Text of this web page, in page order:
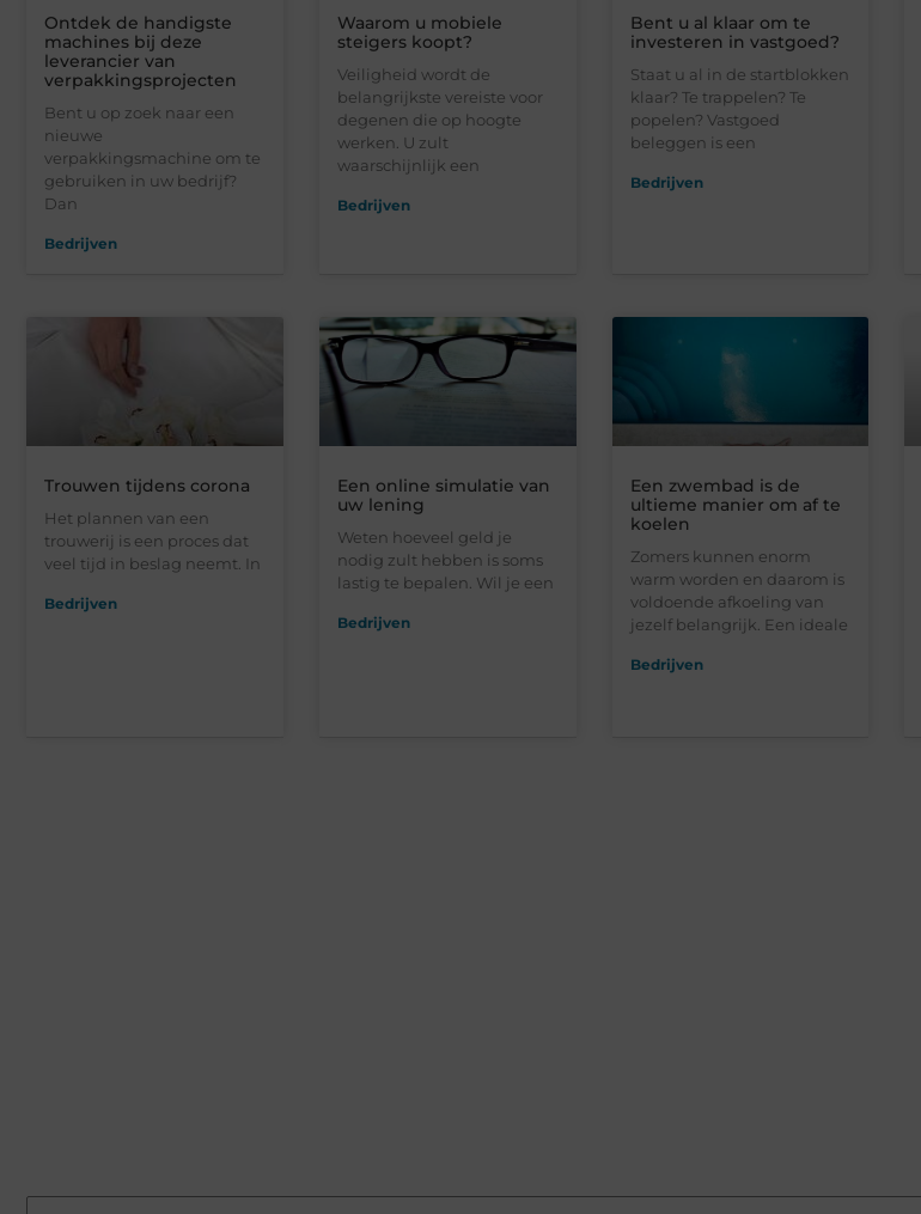
Ontdek de handigste
machines bij deze
leverancier van
verpakkingsprojecten
Bent u op zoek naar een
nieuwe
verpakkingsmachine om te
gebruiken in uw bedrijf?
Dan
Bedrijven
Waarom u mobiele
steigers koopt?
Veiligheid wordt de
belangrijkste vereiste voor
degenen die op hoogte
werken. U zult
waarschijnlijk een
Bedrijven
Bent u al klaar om te
investeren in vastgoed?
Staat u al in de startblokken
klaar? Te trappelen? Te
popelen? Vastgoed
beleggen is een
Bedrijven
Trouwen tijdens corona
Het plannen van een
trouwerij is een proces dat
veel tijd in beslag neemt. In
Bedrijven
Een online simulatie van
uw lening
Weten hoeveel geld je
nodig zult hebben is soms
lastig te bepalen. Wil je een
Bedrijven
Een zwembad is de
ultieme manier om af te
koelen
Zomers kunnen enorm
warm worden en daarom is
voldoende afkoeling van
jezelf belangrijk. Een ideale
Bedrijven